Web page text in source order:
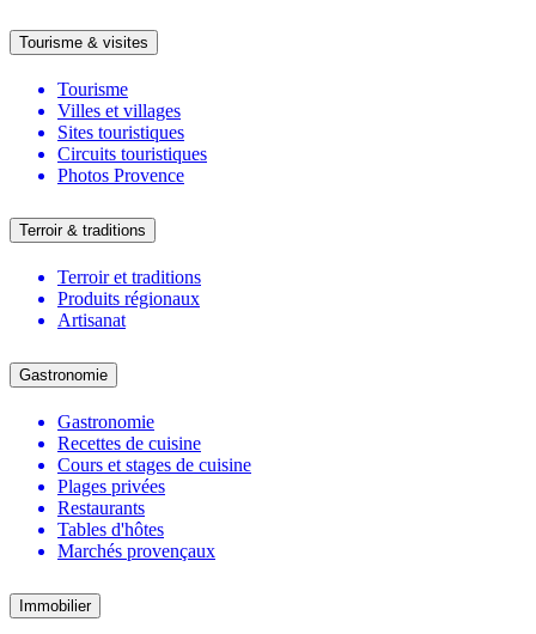
Tourisme & visites
Tourisme
Villes et villages
Sites touristiques
Circuits touristiques
Photos Provence
Terroir & traditions
Terroir et traditions
Produits régionaux
Artisanat
Gastronomie
Gastronomie
Recettes de cuisine
Cours et stages de cuisine
Plages privées
Restaurants
Tables d'hôtes
Marchés provençaux
Immobilier